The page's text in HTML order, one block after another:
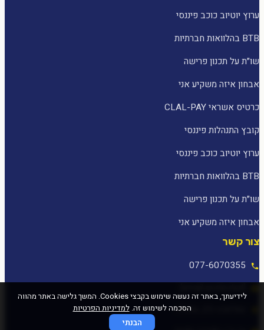
ערוץ יוטיוב כוכב פיננסי
BTB בהלוואות חברתיות
שו״ת על תכנון פרישה
אבחון איזה משקיע אני
כרטיס אשראי CLAL-PAY
קובץ התנהלות פיננסי
ערוץ יוטיוב כוכב פיננסי
BTB בהלוואות חברתיות
שו״ת על תכנון פרישה
אבחון איזה משקיע אני
צור קשר
077-6070355
לידיעתך, באתר זה נעשה שימוש בקבצי Cookies. המשך גלישה באתר מהווה
הסכמה לשימוש זה.למדיניות הפרטיות
הבנתי